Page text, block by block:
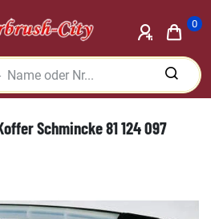
0
Schmincke 81 124 097